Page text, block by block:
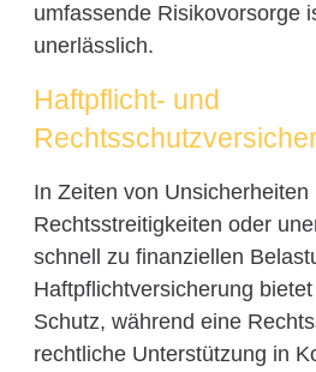
umfassende Risikovorsorge
unerlässlich.
Haftpflicht- und
In Zeiten von Unsicherheiten
Rechtsstreitigkeiten oder
schnell zu finanziellen
Haftpflichtversicherung
Schutz, während eine
rechtliche Unterstützung in